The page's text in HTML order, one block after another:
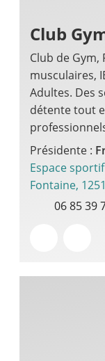
Club
Club de
musculaires,
Adultes. Des
détente tout
Présidente :
Espace
Fontaine,
06 85 39